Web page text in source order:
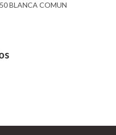
BLANCA COMUN